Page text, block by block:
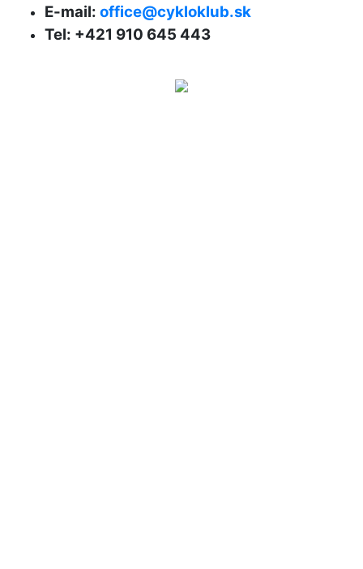
E-mail: office@cykloklub.sk
Tel: +421 910 645 443